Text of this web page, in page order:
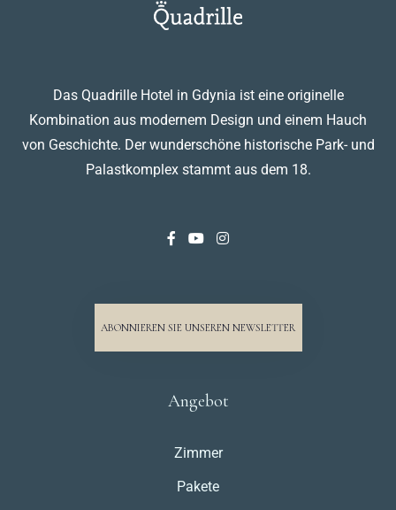
Das Quadrille Hotel in Gdynia ist eine originelle
Kombination aus modernem Design und einem Hauch
von Geschichte. Der wunderschöne historische Park- und
Palastkomplex stammt aus dem 18.
ABONNIEREN SIE UNSEREN NEWSLETTER
Angebot
Zimmer
Pakete